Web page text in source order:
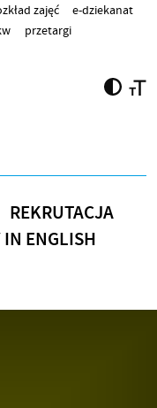
zajęć
e-dziekanat
przetargi
REKRUTACJA
IN ENGLISH